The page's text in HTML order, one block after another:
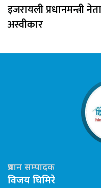
इजरायली प्रधानमन्त्री
अस्वीकार
प्रधान सम्पादक
विजय घिमिरे